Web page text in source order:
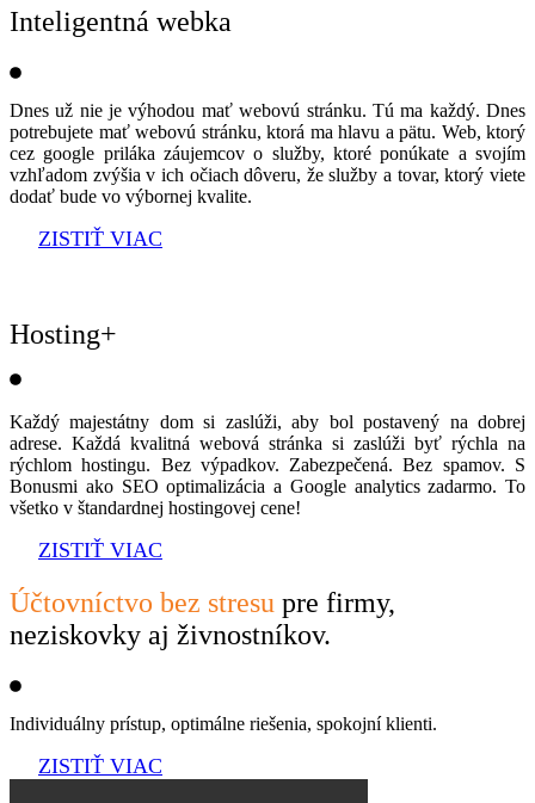
Inteligentná webka
Dnes už nie je výhodou mať webovú stránku. Tú ma každý. Dnes
potrebujete mať webovú stránku, ktorá ma hlavu a pätu. Web, ktorý
cez google priláka záujemcov o služby, ktoré ponúkate a svojím
vzhľadom zvýšia v ich očiach dôveru, že služby a tovar, ktorý viete
dodať bude vo výbornej kvalite.
ZISTIŤ VIAC
Hosting+
Každý majestátny dom si zaslúži, aby bol postavený na dobrej
adrese. Každá kvalitná webová stránka si zaslúži byť rýchla na
rýchlom hostingu. Bez výpadkov. Zabezpečená. Bez spamov. S
Bonusmi ako SEO optimalizácia a Google analytics zadarmo. To
všetko v štandardnej hostingovej cene!
ZISTIŤ VIAC
Účtovníctvo bez stresu pre firmy,
neziskovky aj živnostníkov.
Individuálny prístup, optimálne riešenia, spokojní klienti.
ZISTIŤ VIAC